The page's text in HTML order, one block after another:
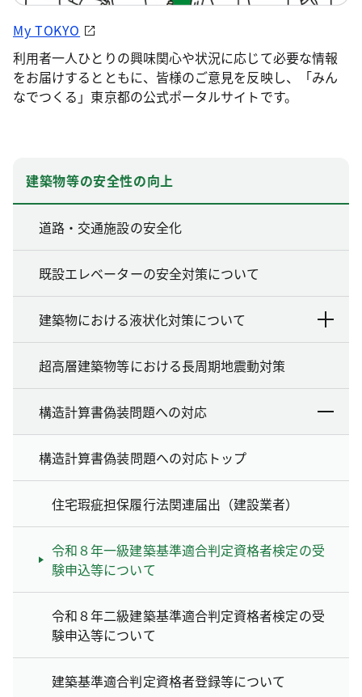
My TOKYO
利用者一人ひとりの興味関心や状況に応じて必要な情報
をお届けするとともに、皆様のご意見を反映し、「みん
なでつくる」東京都の公式ポータルサイトです。
建築物等の安全性の向上
道路・交通施設の安全化
既設エレベーターの安全対策について
建築物における液状化対策について
超高層建築物等における長周期地震動対策
構造計算書偽装問題への対応
構造計算書偽装問題への対応トップ
住宅瑕疵担保履行法関連届出（建設業者）
令和８年一級建築基準適合判定資格者検定の受
験申込等について
令和８年二級建築基準適合判定資格者検定の受
験申込等について
建築基準適合判定資格者登録等について